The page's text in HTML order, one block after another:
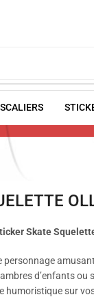
Skate
personnage
d’enfants ou
humoristique sur